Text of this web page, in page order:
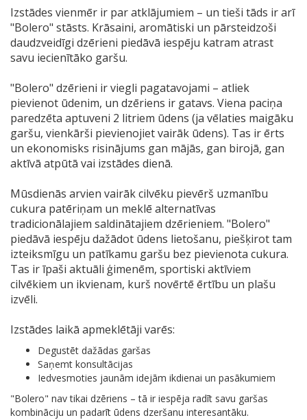
Izstādes vienmēr ir par atklājumiem – un tieši tāds ir arī
"Bolero" stāsts. Krāsaini, aromātiski un pārsteidzoši
daudzveidīgi dzērieni piedāvā iespēju katram atrast
savu iecienītāko garšu.
"Bolero" dzērieni ir viegli pagatavojami – atliek
pievienot ūdenim, un dzēriens ir gatavs. Viena paciņa
paredzēta aptuveni 2 litriem ūdens (ja vēlaties maigāku
garšu, vienkārši pievienojiet vairāk ūdens). Tas ir ērts
un ekonomisks risinājums gan mājās, gan birojā, gan
aktīvā atpūtā vai izstādes dienā.
Mūsdienās arvien vairāk cilvēku pievērš uzmanību
cukura patēriņam un meklē alternatīvas
tradicionālajiem saldinātajiem dzērieniem. "Bolero"
piedāvā iespēju dažādot ūdens lietošanu, piešķirot tam
izteiksmīgu un patīkamu garšu bez pievienota cukura.
Tas ir īpaši aktuāli ģimenēm, sportiski aktīviem
cilvēkiem un ikvienam, kurš novērtē ērtību un plašu
izvēli.
Izstādes laikā apmeklētāji varēs:
Degustēt dažādas garšas
Saņemt konsultācijas
Iedvesmoties jaunām idejām ikdienai un pasākumiem
"Bolero" nav tikai dzēriens – tā ir iespēja radīt savu garšas
kombināciju un padarīt ūdens dzeršanu interesantāku.